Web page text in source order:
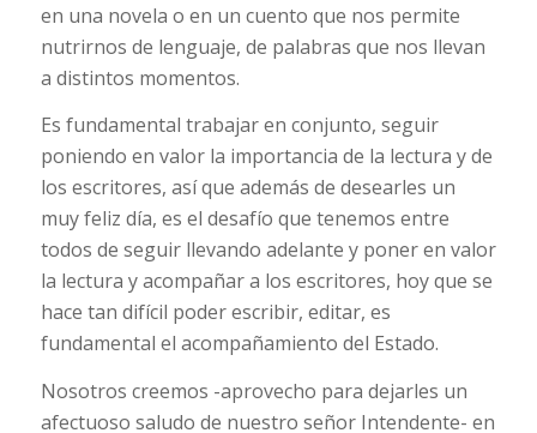
en una novela o en un cuento que nos permite
nutrirnos de lenguaje, de palabras que nos llevan
a distintos momentos.
Es fundamental trabajar en conjunto, seguir
poniendo en valor la importancia de la lectura y de
los escritores, así que además de desearles un
muy feliz día, es el desafío que tenemos entre
todos de seguir llevando adelante y poner en valor
la lectura y acompañar a los escritores, hoy que se
hace tan difícil poder escribir, editar, es
fundamental el acompañamiento del Estado.
Nosotros creemos -aprovecho para dejarles un
afectuoso saludo de nuestro señor Intendente- en